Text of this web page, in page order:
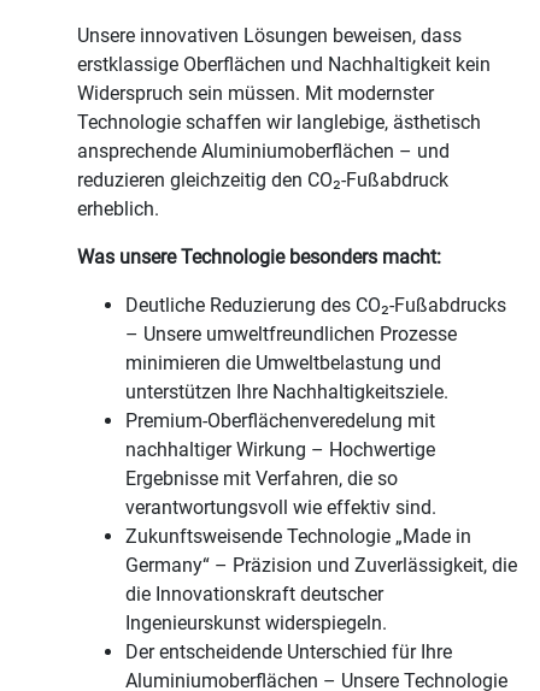
Unsere innovativen Lösungen beweisen, dass
erstklassige Oberflächen und Nachhaltigkeit kein
Widerspruch sein müssen. Mit modernster
Technologie schaffen wir langlebige, ästhetisch
ansprechende Aluminiumoberflächen – und
reduzieren gleichzeitig den CO₂-Fußabdruck
erheblich.
Was unsere Technologie besonders macht:
Deutliche Reduzierung des CO₂-Fußabdrucks
– Unsere umweltfreundlichen Prozesse
minimieren die Umweltbelastung und
unterstützen Ihre Nachhaltigkeitsziele.
Premium-Oberflächenveredelung mit
nachhaltiger Wirkung – Hochwertige
Ergebnisse mit Verfahren, die so
verantwortungsvoll wie effektiv sind.
Zukunftsweisende Technologie „Made in
Germany“ – Präzision und Zuverlässigkeit, die
die Innovationskraft deutscher
Ingenieurskunst widerspiegeln.
Der entscheidende Unterschied für Ihre
Aluminiumoberflächen – Unsere Technologie